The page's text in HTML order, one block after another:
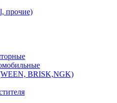
прочие)
BRISK,NGK)